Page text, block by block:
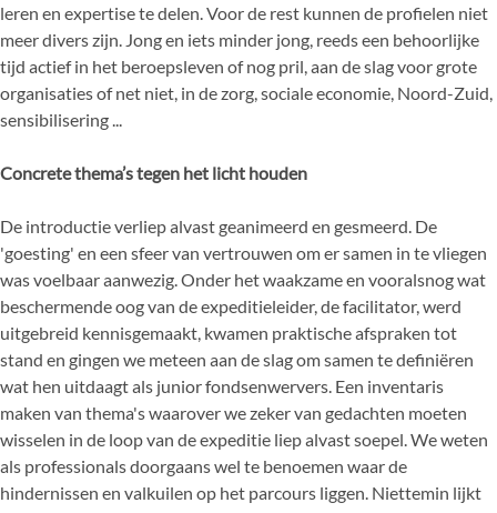
leren en expertise te delen. Voor de rest kunnen de profielen niet
meer divers zijn. Jong en iets minder jong, reeds een behoorlijke
tijd actief in het beroepsleven of nog pril, aan de slag voor grote
organisaties of net niet, in de zorg, sociale economie, Noord-Zuid,
sensibilisering ...
Concrete thema’s tegen het licht houden
De introductie verliep alvast geanimeerd en gesmeerd. De
'goesting' en een sfeer van vertrouwen om er samen in te vliegen
was voelbaar aanwezig. Onder het waakzame en vooralsnog wat
beschermende oog van de expeditieleider, de facilitator, werd
uitgebreid kennisgemaakt, kwamen praktische afspraken tot
stand en gingen we meteen aan de slag om samen te definiëren
wat hen uitdaagt als junior fondsenwervers. Een inventaris
maken van thema's waarover we zeker van gedachten moeten
wisselen in de loop van de expeditie liep alvast soepel. We weten
als professionals doorgaans wel te benoemen waar de
hindernissen en valkuilen op het parcours liggen. Niettemin lijkt